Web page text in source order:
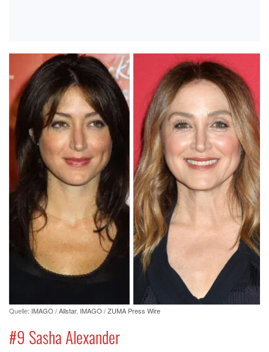
Quelle: IMAGO / Allstar, IMAGO / ZUMA Press Wire
#9 Sasha Alexander